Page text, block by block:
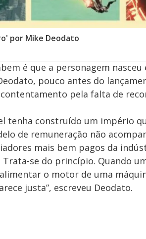
por Mike Deodato
é que a personagem
pouco antes do
pela falta de
tenha construído um império
de remuneração não
mais bem pagos da
se do princípio. Quando
o motor de uma
justa”, escreveu Deodato.